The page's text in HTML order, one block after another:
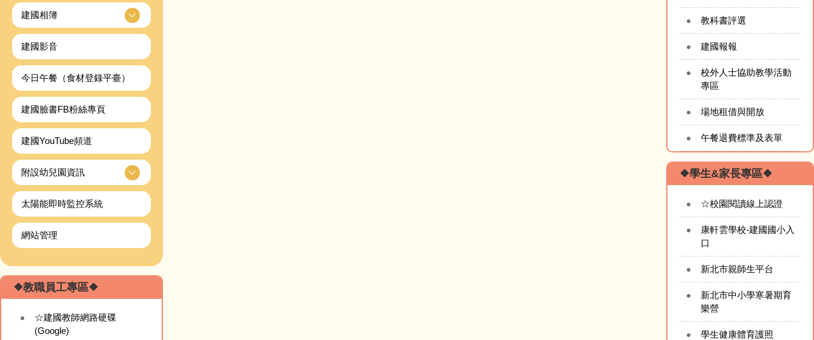
建國相簿
建國影音
今日午餐（食材登錄平臺）
建國臉書FB粉絲專頁
建國YouTube頻道
附設幼兒園資訊
太陽能即時監控系統
網站管理
❖教職員工專區❖
☆建國教師網路硬碟
(Google)
教科書評選
建國報報
校外人士協助教學活動
專區
場地租借與開放
午餐退費標準及表單
❖學生&家長專區❖
☆校園閱讀線上認證
康軒雲學校-建國國小入
口
新北市親師生平台
新北市中小學寒暑期育
樂營
學生健康體育護照